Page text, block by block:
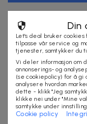
Produktinfo
Justerbar
UPF50+
Ventilerende
Vilkår
Leveringstid: 4-
Mer om
Din
Let's deal bruker
tilpasse vår service og
tjenester, samtykker du
Vi deler informasjon om
annonserings- og
(se cookiepolicy) for å gi
analysere hvordan
dette - klikk "Jeg
klikke nei under "Mine
samtykke under
Cookie policy